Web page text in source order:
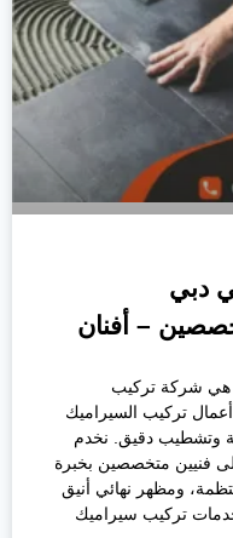
دبي
هي شركة تركيب
تركيب السيراميك
وتشطيب دقيق. نخدم
فنيين متخصصين بخبرة
ومظهر نهائي أنيق
تركيب سيراميك